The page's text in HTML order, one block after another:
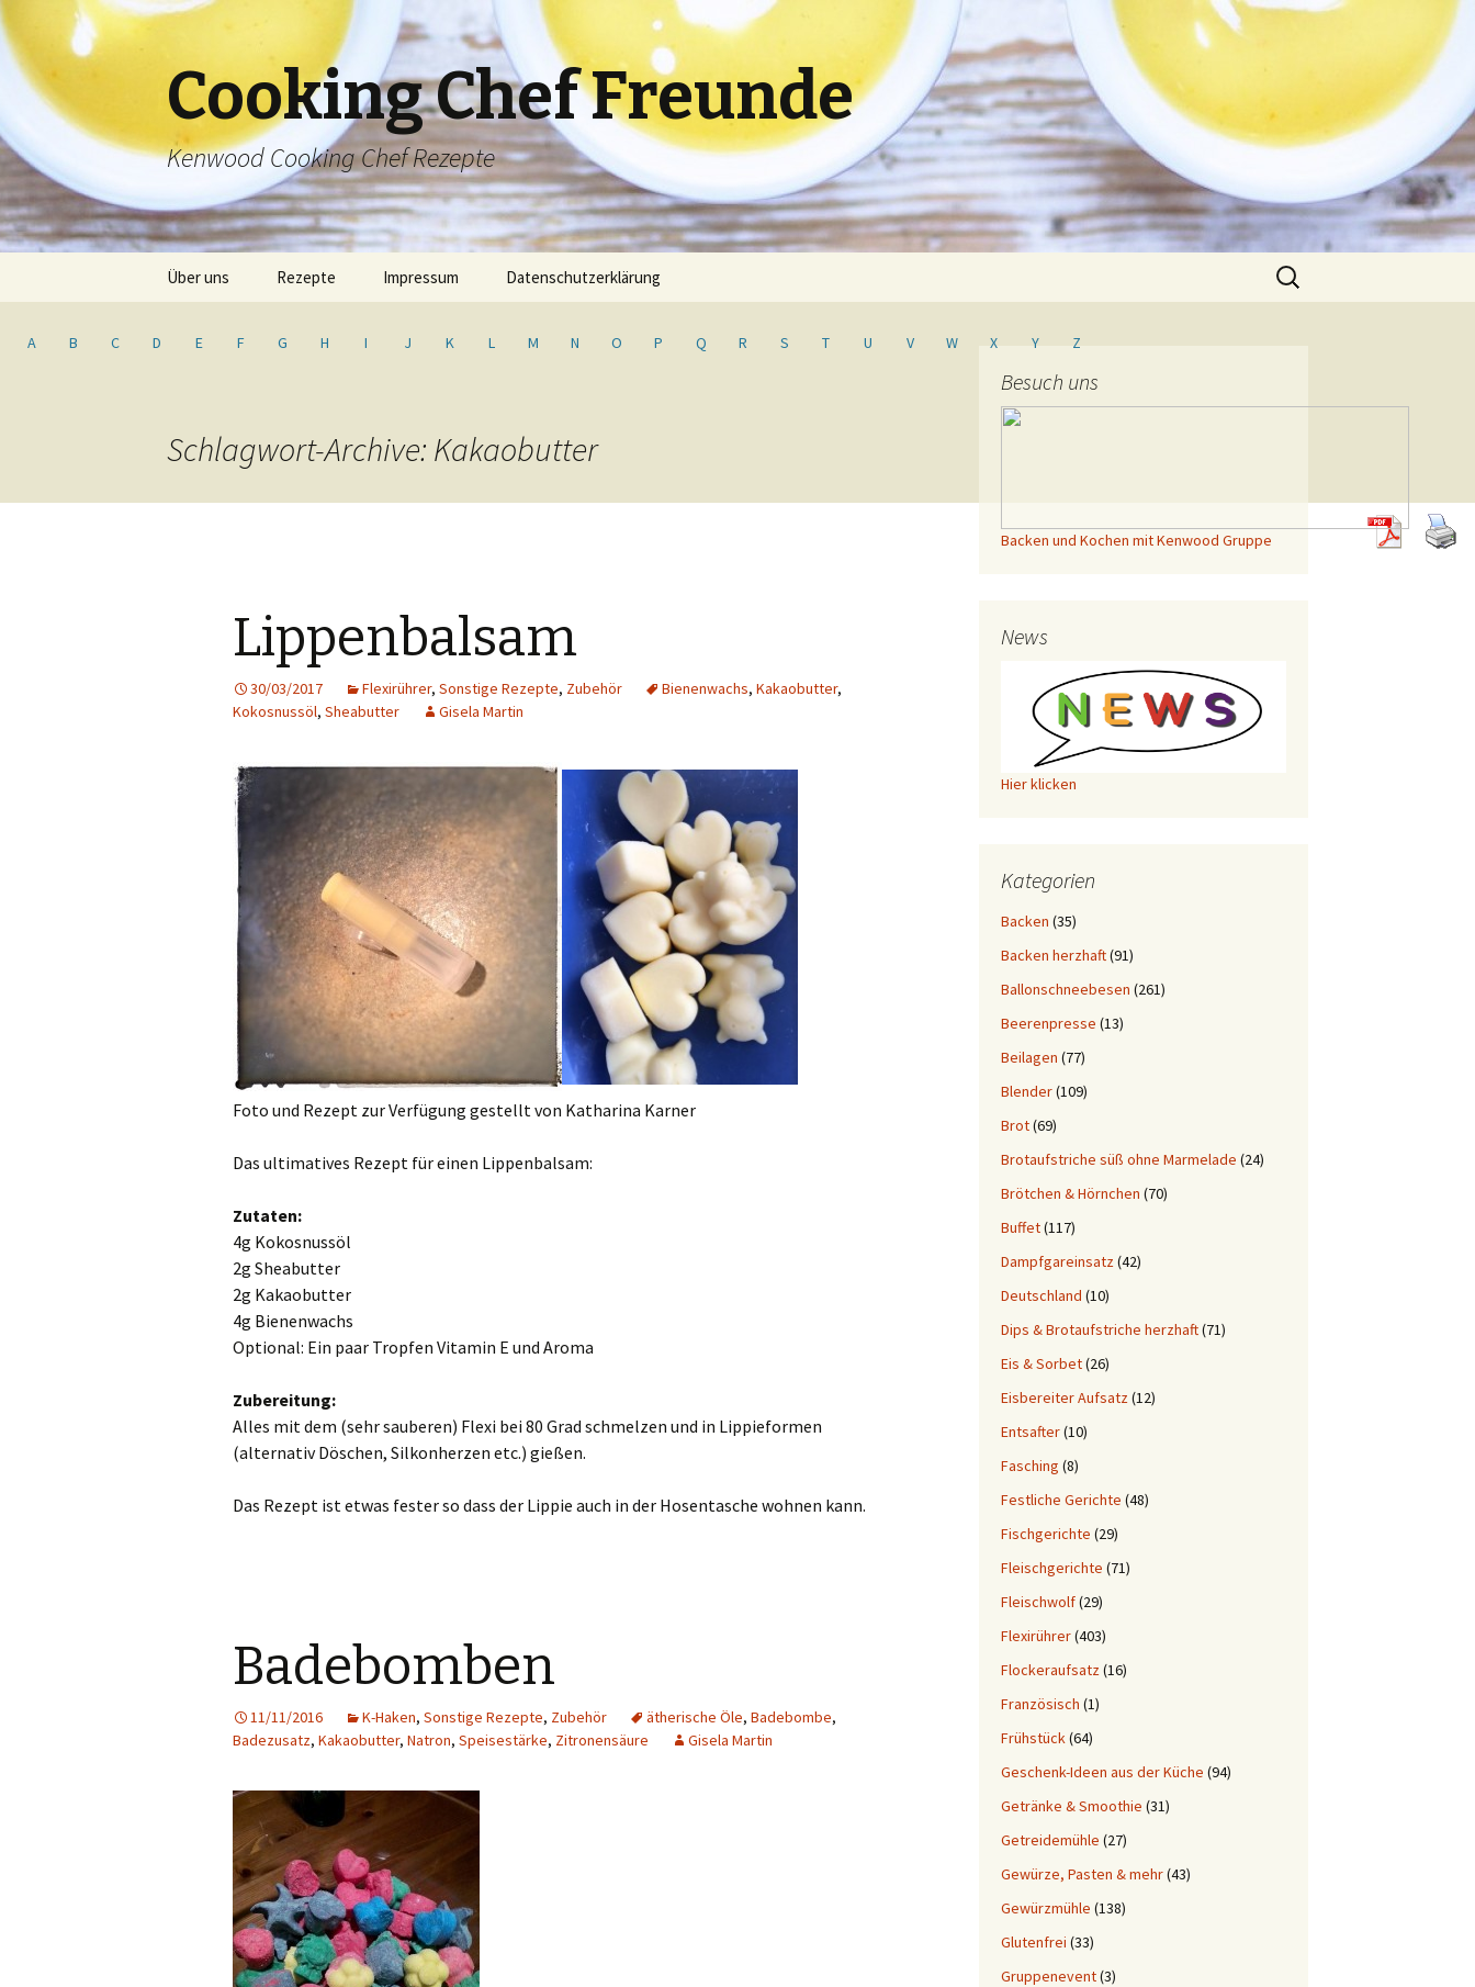
Cooking Chef Freunde
Kenwood Cooking Chef Rezepte
Springe
Über uns Rezepte Impressum Datenschutzerklärung
Suche
nach:
A B C D E F G H I J K L M N O P Q R S T U V W X Y Z
Schlagwort-Archive: Kakaobutter
Lippenbalsam
30/03/2017 Flexirührer, Sonstige Rezepte, Zubehör Bienenwachs, Kakaobutter,
Kokosnussöl, Sheabutter Gisela Martin
Foto und Rezept zur Verfügung gestellt von Katharina Karner
Das ultimatives Rezept für einen Lippenbalsam:
Zutaten:
4g Kokosnussöl
2g Sheabutter
2g Kakaobutter
4g Bienenwachs
Optional: Ein paar Tropfen Vitamin E und Aroma
Zubereitung:
Alles mit dem (sehr sauberen) Flexi bei 80 Grad schmelzen und in Lippieformen
(alternativ Döschen, Silkonherzen etc.) gießen.
Das Rezept ist etwas fester so dass der Lippie auch in der Hosentasche wohnen kann.
Badebomben
11/11/2016 K-Haken, Sonstige Rezepte, Zubehör ätherische Öle, Badebombe,
Badezusatz, Kakaobutter, Natron, Speisestärke, Zitronensäure Gisela Martin
Besuch uns
Backen und Kochen mit Kenwood Gruppe
News
Hier klicken
Kategorien
Backen (35)
Backen herzhaft(91)
Ballonschneebesen (261)
Beerenpresse (13)
Beilagen (77)
Blender(109)
Brot(69)
Brotaufstriche süß ohne Marmelade (24)
Brötchen & Hörnchen (70)
Buffet(117)
Dampfgareinsatz(42)
Deutschland (10)
Dips & Brotaufstriche herzhaft(71)
Eis & Sorbet(26)
Eisbereiter Aufsatz(12)
Entsafter(10)
Fasching (8)
Festliche Gerichte (48)
Fischgerichte (29)
Fleischgerichte (71)
Fleischwolf(29)
Flexirührer(403)
Flockeraufsatz(16)
Französisch (1)
Frühstück(64)
Geschenk-Ideen aus der Küche (94)
Getränke & Smoothie (31)
Getreidemühle (27)
Gewürze, Pasten & mehr(43)
Gewürzmühle (138)
Glutenfrei (33)
Gruppenevent(3)